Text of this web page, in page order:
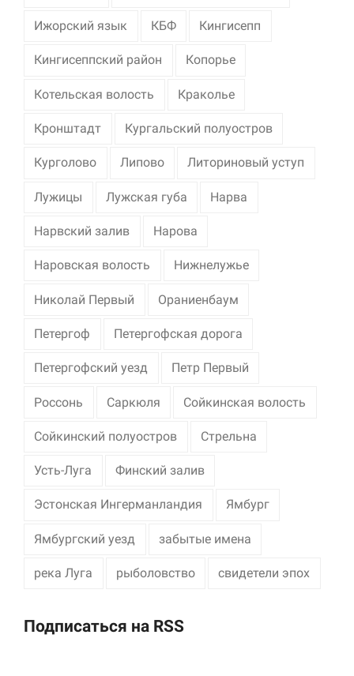
Ижорский язык КБФ Кингисепп
Кингисеппский район Копорье
Котельская волость Краколье
Кронштадт Кургальский полуостров
Курголово Липово Литориновый уступ
Лужицы Лужская губа Нарва
Нарвский залив Нарова
Наровская волость Нижнелужье
Николай Первый Ораниенбаум
Петергоф Петергофская дорога
Петергофский уезд Петр Первый
Россонь Саркюля Сойкинская волость
Сойкинский полуостров Стрельна
Усть-Луга Финский залив
Эстонская Ингерманландия Ямбург
Ямбургский уезд забытые имена
река Луга рыболовство свидетели эпох
Подписаться на RSS